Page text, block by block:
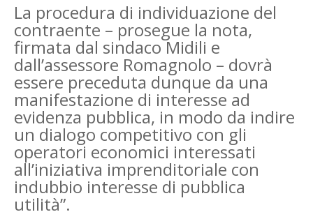
La procedura di individuazione del
contraente – prosegue la nota,
firmata dal sindaco Midili e
dall’assessore Romagnolo – dovrà
essere preceduta dunque da una
manifestazione di interesse ad
evidenza pubblica, in modo da indire
un dialogo competitivo con gli
operatori economici interessati
all’iniziativa imprenditoriale con
indubbio interesse di pubblica
utilità”.